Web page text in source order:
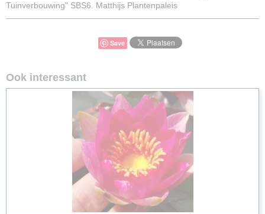
Tuinverbouwing" SBS6. Matthijs Plantenpaleis
Save
Ook interessant